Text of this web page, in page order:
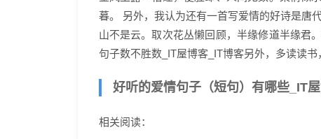
暮。 另外，我认为还有一首写爱情的好诗是唐
山不是云。取次花丛懒回顾，半缘修道半缘君
句子数不胜数_IT屋博客_IT博客另外，多读读
好听的爱情句子（短句）有哪些_IT
相关阅读：